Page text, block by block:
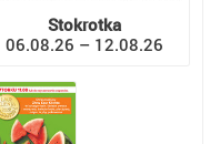
Stokrotka
06.08.26 – 12.08.26